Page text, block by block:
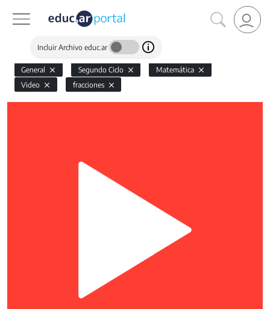
Incluir Archivo educ.ar
General Segundo Ciclo
Matemática
Video
fracciones